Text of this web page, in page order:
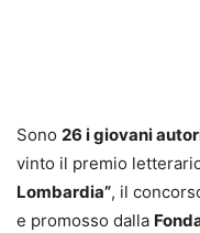
Sono 26 i giovani
vinto il premio
Lombardia”, il
e promosso dalla